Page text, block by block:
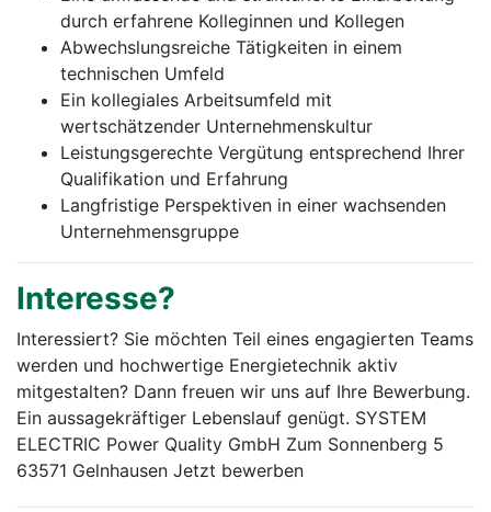
durch erfahrene Kolleginnen und Kollegen
Abwechslungsreiche Tätigkeiten in einem
technischen Umfeld
Ein kollegiales Arbeitsumfeld mit
wertschätzender Unternehmenskultur
Leistungsgerechte Vergütung entsprechend Ihrer
Qualifikation und Erfahrung
Langfristige Perspektiven in einer wachsenden
Unternehmensgruppe
Interesse?
Interessiert? Sie möchten Teil eines engagierten Teams
werden und hochwertige Energietechnik aktiv
mitgestalten? Dann freuen wir uns auf Ihre Bewerbung.
Ein aussagekräftiger Lebenslauf genügt. SYSTEM
ELECTRIC Power Quality GmbH Zum Sonnenberg 5
63571 Gelnhausen Jetzt bewerben